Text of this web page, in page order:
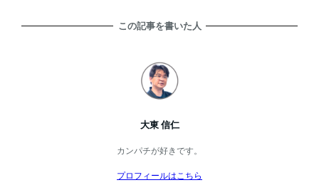
この記事を書いた人
大東 信仁
カンパチが好きです。
プロフィールはこちら